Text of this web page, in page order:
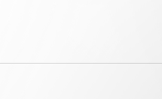
・二頭筋・三頭筋のセパレート)、
ます。尚且つ、各部位がバランス
装であればOK)